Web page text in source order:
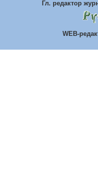
Гл. редактор
WEB-